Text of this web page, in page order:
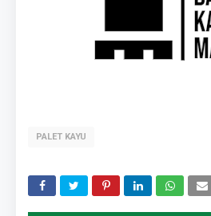
PALET KAYU